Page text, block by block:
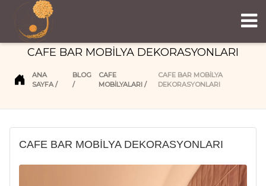
CAFE BAR MOBİLYA DEKORASYONLARI
ANA
SAYFA
BLOG
CAFE
MOBİLYALARI
CAFE BAR MOBİLYA
DEKORASYONLARI
CAFE BAR MOBİLYA DEKORASYONLARI